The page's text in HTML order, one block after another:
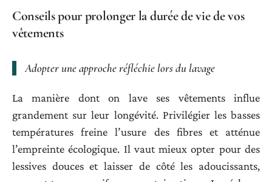
Conseils pour prolonger la durée de vie de vos
vêtements
Adopter une approche réfléchie lors du lavage
La manière dont on lave ses vêtements influe
grandement sur leur longévité. Privilégier les basses
températures freine l’usure des fibres et atténue
l’empreinte écologique. Il vaut mieux opter pour des
lessives douces et laisser de côté les adoucissants,